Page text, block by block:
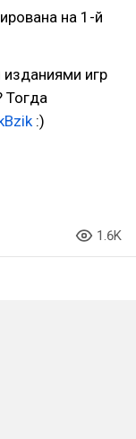
на 1-й
игр
Тогда
:)
1.6K